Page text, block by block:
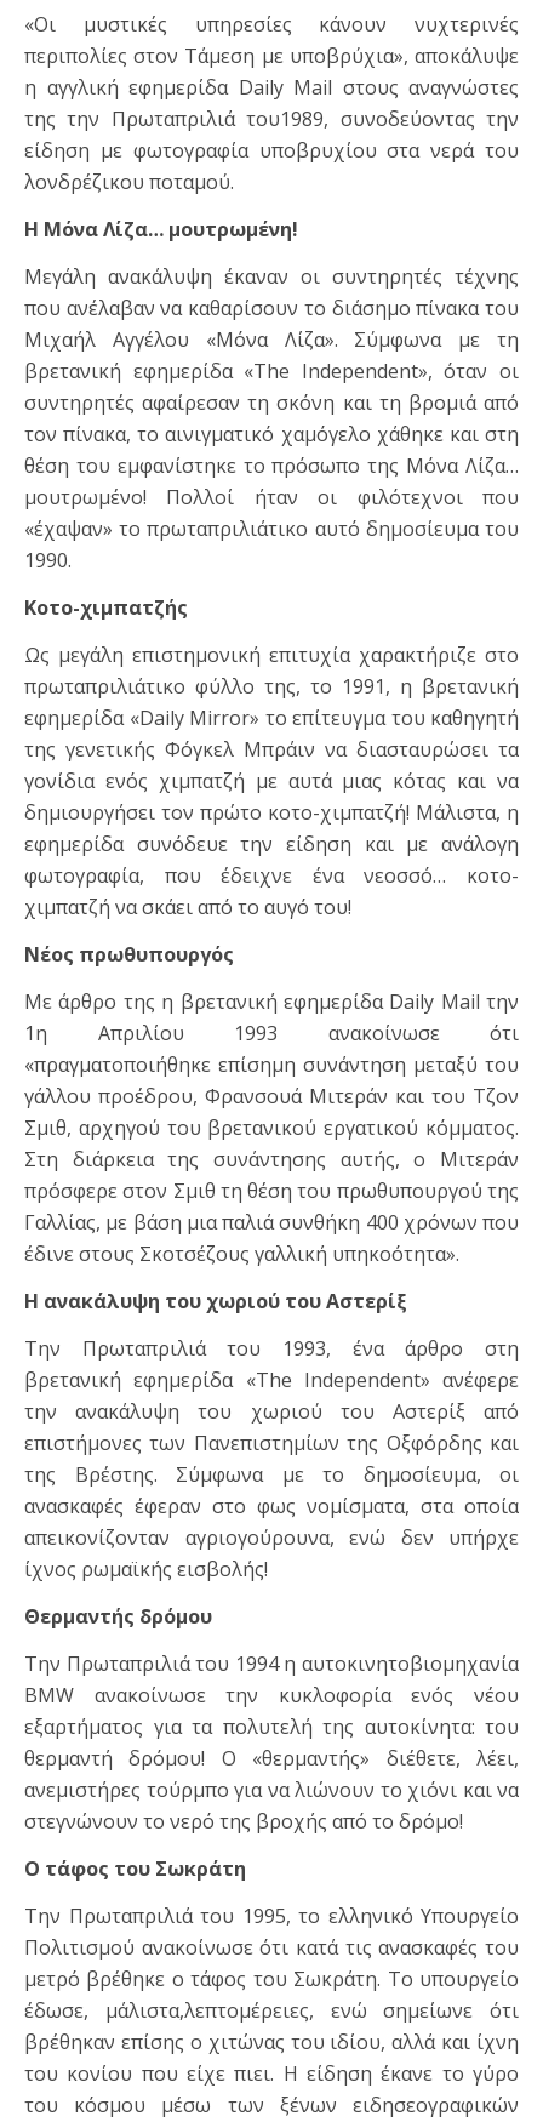
«Οι μυστικές υπηρεσίες κάνουν νυχτερινές
περιπολίες στον Τάμεση με υποβρύχια», αποκάλυψε
η αγγλική εφημερίδα Daily Mail στους αναγνώστες
της την Πρωταπριλιά του1989, συνοδεύοντας την
είδηση με φωτογραφία υποβρυχίου στα νερά του
λονδρέζικου ποταμού.
Η Μόνα Λίζα… μουτρωμένη!
Μεγάλη ανακάλυψη έκαναν οι συντηρητές τέχνης
που ανέλαβαν να καθαρίσουν το διάσημο πίνακα του
Μιχαήλ Αγγέλου «Μόνα Λίζα». Σύμφωνα με τη
βρετανική εφημερίδα «The Independent», όταν οι
συντηρητές αφαίρεσαν τη σκόνη και τη βρομιά από
τον πίνακα, το αινιγματικό χαμόγελο χάθηκε και στη
θέση του εμφανίστηκε το πρόσωπο της Μόνα Λίζα…
μουτρωμένο! Πολλοί ήταν οι φιλότεχνοι που
«έχαψαν» το πρωταπριλιάτικο αυτό δημοσίευμα του
1990.
Κοτο-χιμπατζής
Ως μεγάλη επιστημονική επιτυχία χαρακτήριζε στο
πρωταπριλιάτικο φύλλο της, το 1991, η βρετανική
εφημερίδα «Daily Mirror» το επίτευγμα του καθηγητή
της γενετικής Φόγκελ Μπράιν να διασταυρώσει τα
γονίδια ενός χιμπατζή με αυτά μιας κότας και να
δημιουργήσει τον πρώτο κοτο-χιμπατζή! Μάλιστα, η
εφημερίδα συνόδευε την είδηση και με ανάλογη
φωτογραφία, που έδειχνε ένα νεοσσό… κοτο-
χιμπατζή να σκάει από το αυγό του!
Νέος πρωθυπουργός
Με άρθρο της η βρετανική εφημερίδα Daily Mail την
1η Απριλίου 1993 ανακοίνωσε ότι
«πραγματοποιήθηκε επίσημη συνάντηση μεταξύ του
γάλλου προέδρου, Φρανσουά Μιτεράν και του Τζον
Σμιθ, αρχηγού του βρετανικού εργατικού κόμματος.
Στη διάρκεια της συνάντησης αυτής, ο Μιτεράν
πρόσφερε στον Σμιθ τη θέση του πρωθυπουργού της
Γαλλίας, με βάση μια παλιά συνθήκη 400 χρόνων που
έδινε στους Σκοτσέζους γαλλική υπηκοότητα».
Η ανακάλυψη του χωριού του Αστερίξ
Την Πρωταπριλιά του 1993, ένα άρθρο στη
βρετανική εφημερίδα «The Independent» ανέφερε
την ανακάλυψη του χωριού του Aστερίξ από
επιστήμονες των Πανεπιστημίων της Οξφόρδης και
της Βρέστης. Σύμφωνα με το δημοσίευμα, οι
ανασκαφές έφεραν στο φως νομίσματα, στα οποία
απεικονίζονταν αγριογούρουνα, ενώ δεν υπήρχε
ίχνος ρωμαϊκής εισβολής!
Θερμαντής δρόμου
Την Πρωταπριλιά του 1994 η αυτοκινητοβιομηχανία
BMW ανακοίνωσε την κυκλοφορία ενός νέου
εξαρτήματος για τα πολυτελή της αυτοκίνητα: του
θερμαντή δρόμου! Ο «θερμαντής» διέθετε, λέει,
ανεμιστήρες τούρμπο για να λιώνουν το χιόνι και να
στεγνώνουν το νερό της βροχής από το δρόμο!
Ο τάφος του Σωκράτη
Την Πρωταπριλιά του 1995, το ελληνικό Υπουργείο
Πολιτισμού ανακοίνωσε ότι κατά τις ανασκαφές του
μετρό βρέθηκε ο τάφος του Σωκράτη. Το υπουργείο
έδωσε, μάλιστα,λεπτομέρειες, ενώ σημείωνε ότι
βρέθηκαν επίσης ο χιτώνας του ιδίου, αλλά και ίχνη
του κονίου που είχε πιει. Η είδηση έκανε το γύρο
του κόσμου μέσω των ξένων ειδησεογραφικών